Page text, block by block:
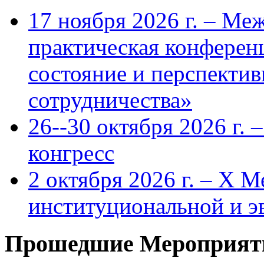
17 ноября 2026 г. –
практическая
состояние и
сотрудничества»
26--30 октября 2026 г.
конгресс
2 октября 2026 г. – X
институциональной и
Прошедшие